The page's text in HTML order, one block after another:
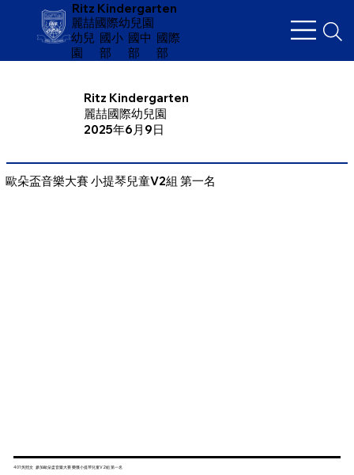
Ritz Kindergarten
麗喆國際幼兒園
幼兒
園
​國小
部
國中
部
國際
部
Ritz Kindergarten
麗喆國際幼兒園
2025年6月9日
歐朵盃音樂大賽 小提琴兒童V2組 第一名
401吳熙文 參加歐朵盃音樂大賽 榮獲小提琴兒童V2組 第一名